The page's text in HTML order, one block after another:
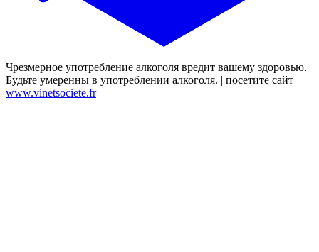
Чрезмерное употребление алкоголя вредит вашему здоровью.
Будьте умеренны в употреблении алкоголя. | посетите сайт
www.vinetsociete.fr